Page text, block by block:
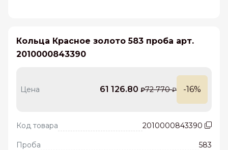
Кольца Красное золото 583 проба арт.
2010000843390
Цена 61 126.80 ₽72 770₽ -16%
Код товара 2010000843390
Проба 583